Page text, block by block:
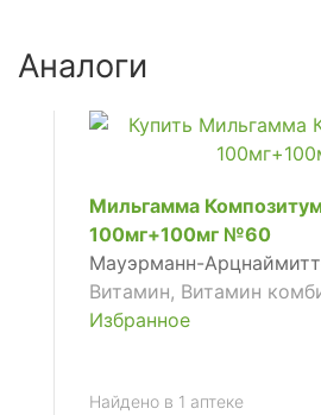
Аналоги
Мильгамма
100мг+100мг №60
Мауэрманн-
Витамин, Витамин
Избранное
Найдено в 1 аптеке